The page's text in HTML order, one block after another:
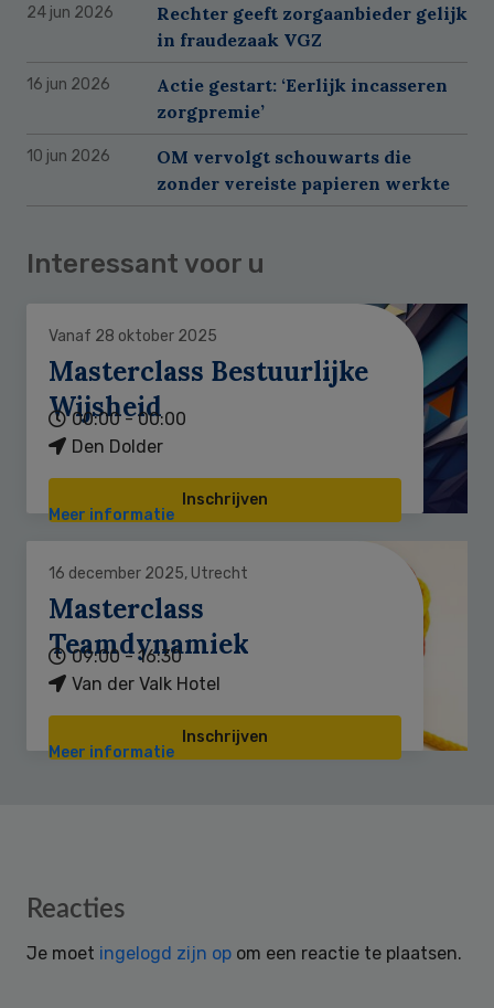
24 jun 2026
Rechter geeft zorgaanbieder gelijk
in fraudezaak VGZ
16 jun 2026
Actie gestart: ‘Eerlijk incasseren
zorgpremie’
10 jun 2026
OM vervolgt schouwarts die
zonder vereiste papieren werkte
Interessant voor u
Vanaf 28 oktober 2025
Masterclass Bestuurlijke
Wijsheid
00:00 - 00:00
Den Dolder
Inschrijven
Meer informatie
16 december 2025, Utrecht
Masterclass
Teamdynamiek
09:00 - 16:30
Van der Valk Hotel
Inschrijven
Meer informatie
Reader
Reacties
Je moet ingelogd zijn op om een reactie te plaatsen.